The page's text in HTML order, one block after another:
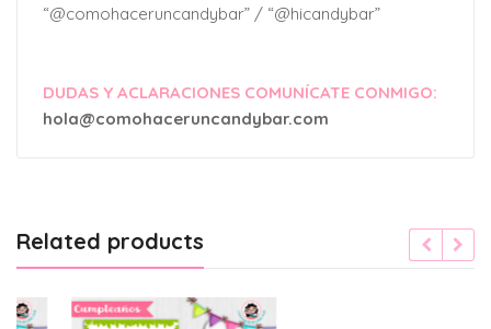
“@comohaceruncandybar” / “@hicandybar”
DUDAS Y ACLARACIONES COMUNÍCATE CONMIGO:
hola@comohaceruncandybar.com
Related products